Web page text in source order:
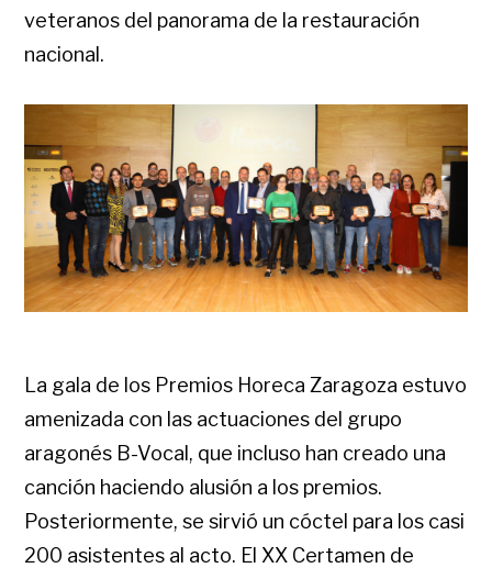
veteranos del panorama de la restauración
nacional.
La gala de los Premios Horeca Zaragoza estuvo
amenizada con las actuaciones del grupo
aragonés B-Vocal, que incluso han creado una
canción haciendo alusión a los premios.
Posteriormente, se sirvió un cóctel para los casi
200 asistentes al acto. El XX Certamen de